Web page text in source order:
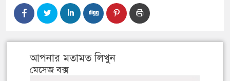
আপনার মতামত লিখুন
মেসেজ বক্স